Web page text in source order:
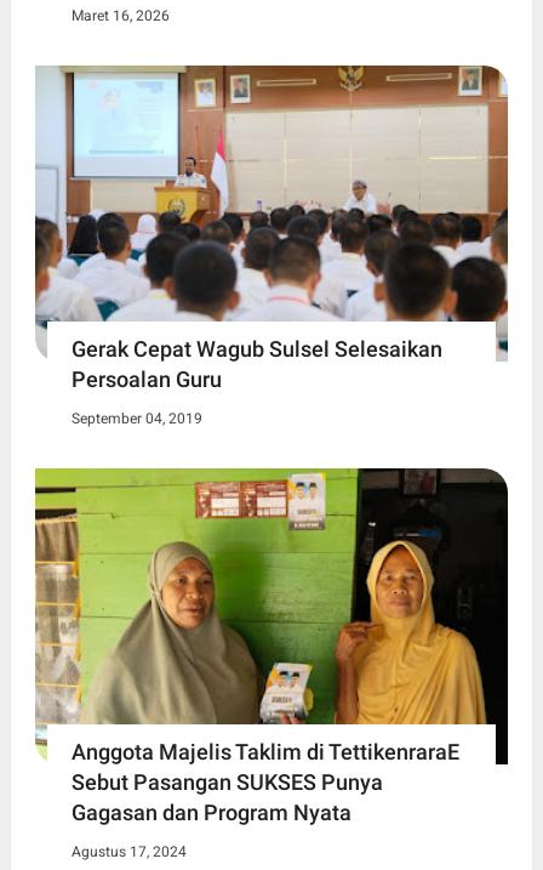
Maret 16, 2026
Gerak Cepat Wagub Sulsel Selesaikan
Persoalan Guru
September 04, 2019
Anggota Majelis Taklim di TettikenraraE
Sebut Pasangan SUKSES Punya
Gagasan dan Program Nyata
Agustus 17, 2024